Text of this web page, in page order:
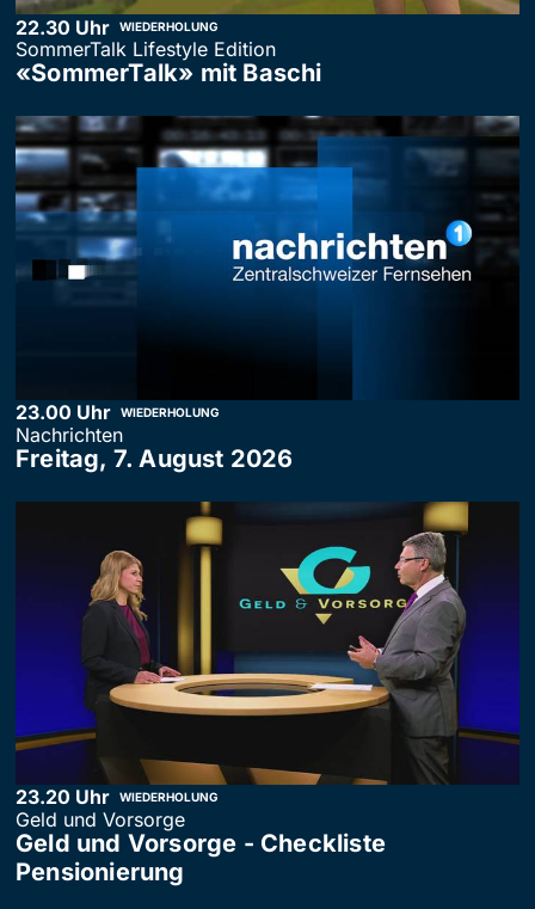
22.30 Uhr WIEDERHOLUNG
SommerTalk Lifestyle Edition
«SommerTalk» mit Baschi
23.00 Uhr WIEDERHOLUNG
Nachrichten
Freitag, 7. August 2026
23.20 Uhr WIEDERHOLUNG
Geld und Vorsorge
Geld und Vorsorge - Checkliste
Pensionierung